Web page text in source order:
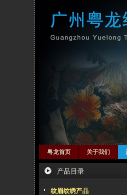
粤龙首页 关于我们
产品目录
纹眉纹绣产品